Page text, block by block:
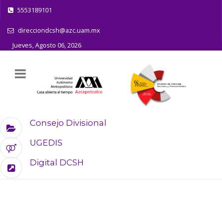
5553189101
direcciondcsh@azc.uam.mx
Jueves, Agosto 06, 2026
Consejo Divisional
UGEDIS
Digital DCSH